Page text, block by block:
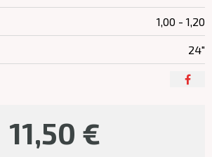
11,50 €
1,00 - 1,20
24"